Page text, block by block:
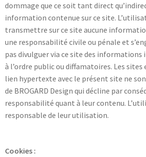
dommage que ce soit tant direct
information contenue sur ce site.
transmettre sur ce site aucune
une responsabilité civile ou pénale et
pas divulguer via ce site des
à l’ordre public ou diffamatoires. Les
lien hypertexte avec le présent site ne
de BROGARD Design qui décline par
responsabilité quant à leur contenu.
responsable de leur utilisation.
Cookies :